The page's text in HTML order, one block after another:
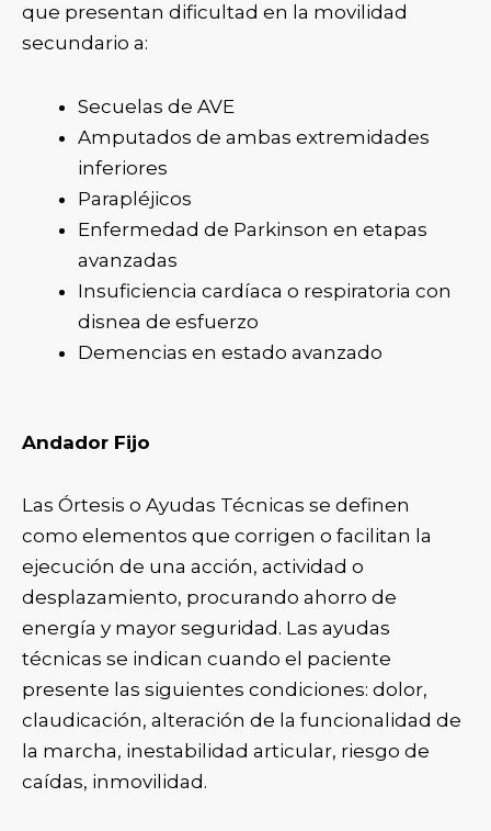
que presentan dificultad en la movilidad
secundario a:
Secuelas de AVE
Amputados de ambas extremidades
inferiores
Parapléjicos
Enfermedad de Parkinson en etapas
avanzadas
Insuficiencia cardíaca o respiratoria con
disnea de esfuerzo
Demencias en estado avanzado
Andador Fijo
Las Órtesis o Ayudas Técnicas se definen
como elementos que corrigen o facilitan la
ejecución de una acción, actividad o
desplazamiento, procurando ahorro de
energía y mayor seguridad. Las ayudas
técnicas se indican cuando el paciente
presente las siguientes condiciones: dolor,
claudicación, alteración de la funcionalidad de
la marcha, inestabilidad articular, riesgo de
caídas, inmovilidad.